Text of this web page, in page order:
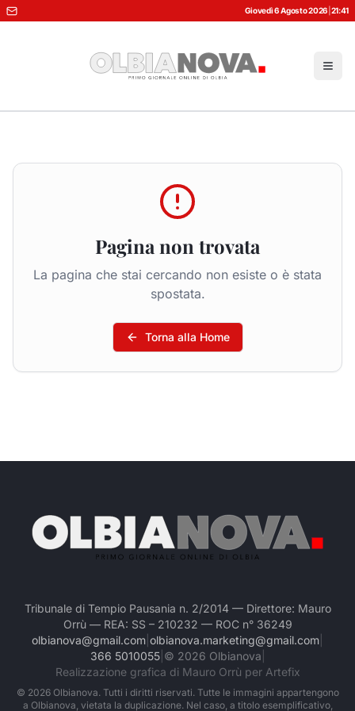
Giovedì 6 Agosto 2026 21:41
Pagina non trovata
La pagina che stai cercando non esiste o è stata
spostata.
Torna alla Home
Tribunale di Tempio Pausania n. 2/2014 — Direttore: Mauro
Orrù — REA: SS – 210232 — ROC n° 36249
olbianova@gmail.com olbianova.marketing@gmail.com
366 5010055| © 2026 Olbianova
Realizzazione grafica di Mauro Orrù per Artefix
© 2026Olbianova. Tutti i diritti riservati. Tutte le immagini appartengono
a Olbianova, vietata la duplicazione. Nel caso, a titolo esemplificativo,